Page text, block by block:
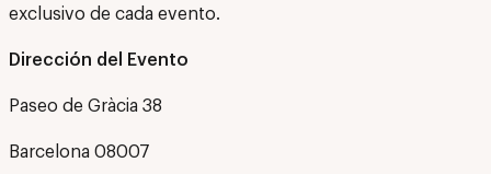
exclusivo de cada evento.
Dirección del Evento
Paseo de Gràcia 38
Barcelona 08007